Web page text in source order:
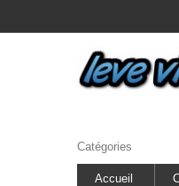
Catégories
Accueil